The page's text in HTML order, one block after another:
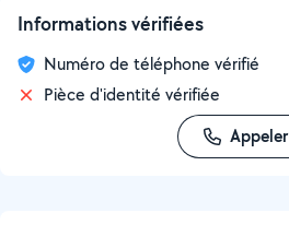
Informations vérifiées
Numéro de téléphone vérifié
Pièce d'identité vérifiée
Appeler